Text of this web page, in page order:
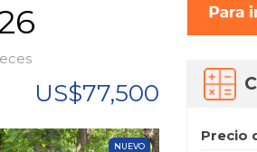
US$77,500
NUEVO
Precio